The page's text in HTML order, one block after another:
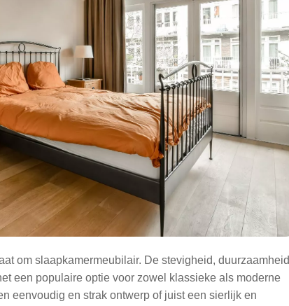
om slaapkamermeubilair. De stevigheid, duurzaamheid
een populaire optie voor zowel klassieke als moderne
eenvoudig en strak ontwerp of juist een sierlijk en